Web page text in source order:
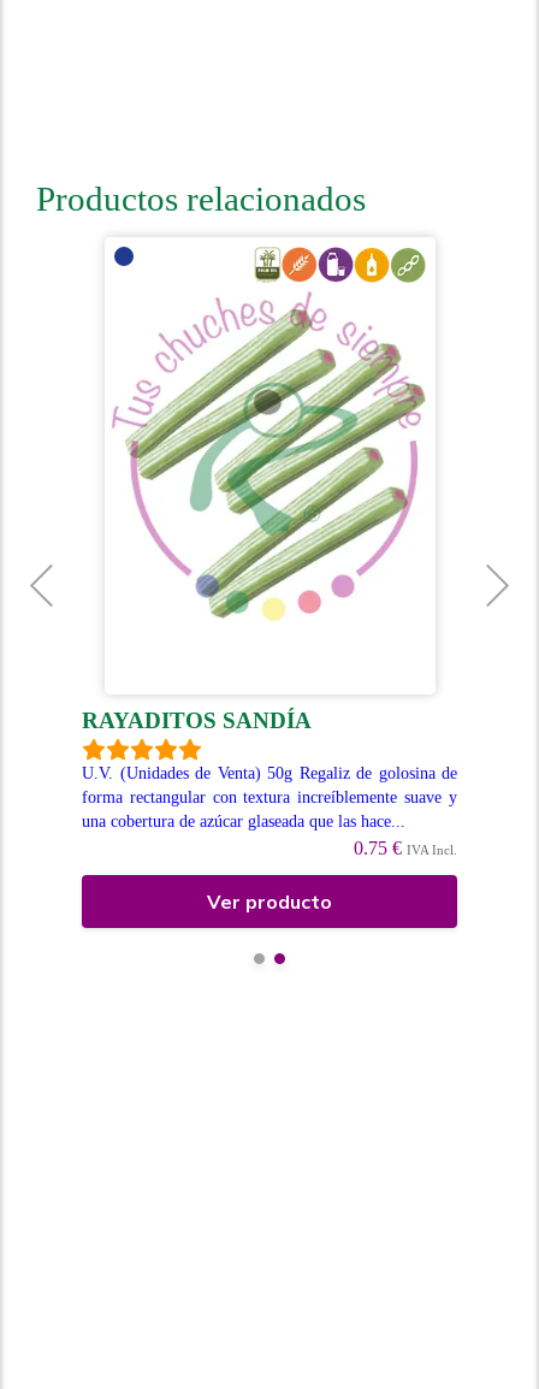
Productos relacionados
RAYADITOS SANDÍA
U.V. (Unidades de Venta) 50g Regaliz de golosina de
forma rectangular con textura increíblemente suave y
una cobertura de azúcar glaseada que las hace...
0.75 € IVA Incl.
Ver producto